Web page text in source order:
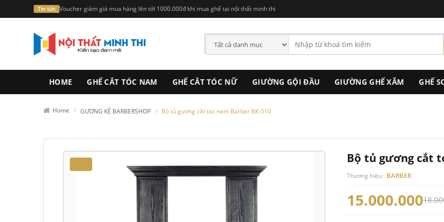
Tin tức Voucher giảm giá mua hàng lên tới 1000.000đ khi mua ghế tại nội thất minh thi
HOME GHẾ CẮT TÓC NAM GHẾ CẮT TÓC NỮ GIƯỜNG GỘI ĐẦU GIƯỜNG GHẾ XĂM GHẾ
Home GƯƠNG KỆ BARBERSHOP Bộ tủ gương cắt tóc nam Barber BK-510
Bộ tủ gương cắt
Thương hiệu: BARBER
15.000.000